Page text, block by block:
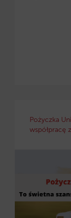
Pożyczka
współpracę